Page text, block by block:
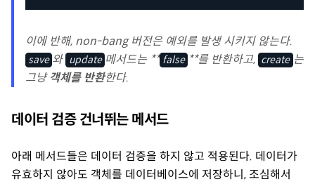
이에 반해, non-bang 버전은 예외를 발생 시키지 않는다.
save 와 update 메서드는 ** false **를 반환하고, create 는
그냥객체를 반환한다.
데이터 검증 건너뛰는 메서드
아래 메서드들은 데이터 검증을 하지 않고 적용된다. 데이터가
유효하지 않아도 객체를 데이터베이스에 저장하니, 조심해서